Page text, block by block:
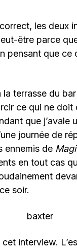
les deux
être parce
pensant que ce
terrasse du
ce qui ne doit
que j’avale
journée de
ennemis de
en tout cas
soir.
interview.